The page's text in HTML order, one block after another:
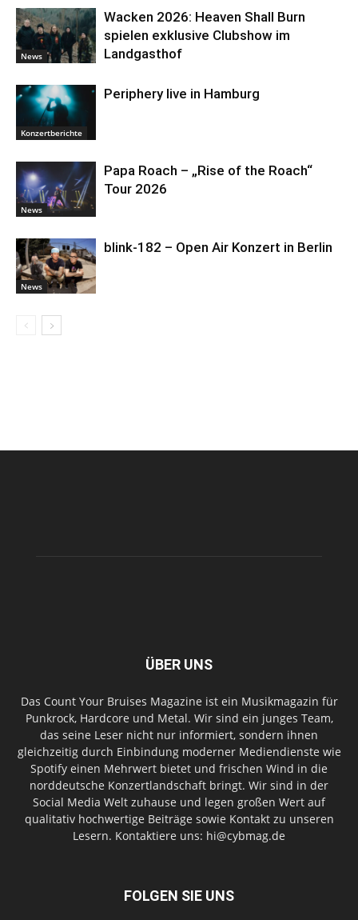
News
Wacken 2026: Heaven Shall Burn
spielen exklusive Clubshow im
Landgasthof
Konzertberichte
Periphery live in Hamburg
News
Papa Roach – „Rise of the Roach“
Tour 2026
News
blink-182 – Open Air Konzert in Berlin
ÜBER UNS
Das Count Your Bruises Magazine ist ein Musikmagazin für
Punkrock, Hardcore und Metal. Wir sind ein junges Team,
das seine Leser nicht nur informiert, sondern ihnen
gleichzeitig durch Einbindung moderner Mediendienste wie
Spotify einen Mehrwert bietet und frischen Wind in die
norddeutsche Konzertlandschaft bringt. Wir sind in der
Social Media Welt zuhause und legen großen Wert auf
qualitativ hochwertige Beiträge sowie Kontakt zu unseren
Lesern. Kontaktiere uns: hi@cybmag.de
FOLGEN SIE UNS